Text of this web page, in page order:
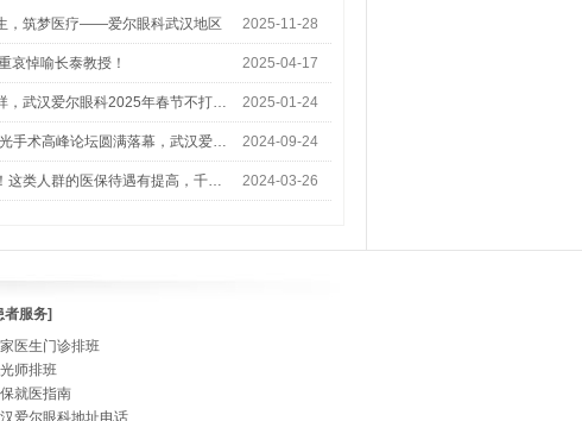
，筑梦医疗——爱尔眼科武汉地区 2025-11-28
哀悼喻长泰教授！ 2025-04-17
，武汉爱尔眼科2025年春节不打… 2025-01-24
手术高峰论坛圆满落幕，武汉爱… 2024-09-24
这类人群的医保待遇有提高，千… 2024-03-26
者服务]
医生门诊排班
师排班
就医指南
爱尔眼科地址电话